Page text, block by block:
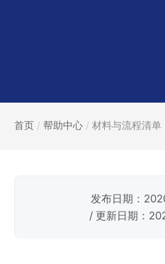
首页 / 帮助中心 / 材料与流程清单
发布日期：
/ 更新日期：